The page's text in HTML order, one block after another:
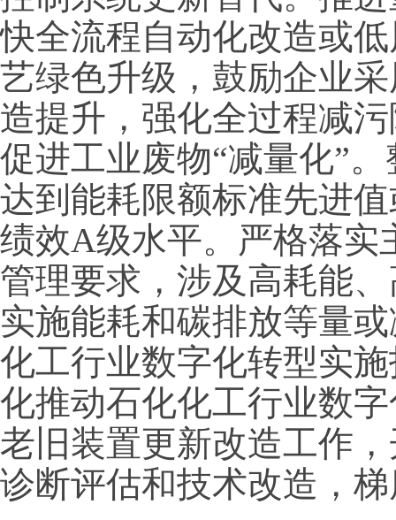
快全流程自动化改造或
艺绿色升级，鼓励企业
造提升，强化全过程减
促进工业废物“减量化”
达到能耗限额标准先进
绩效A级水平。严格落实
管理要求，涉及高耗能
实施能耗和碳排放等量
化工行业数字化转型实
化推动石化化工行业数
老旧装置更新改造工作
诊断评估和技术改造，